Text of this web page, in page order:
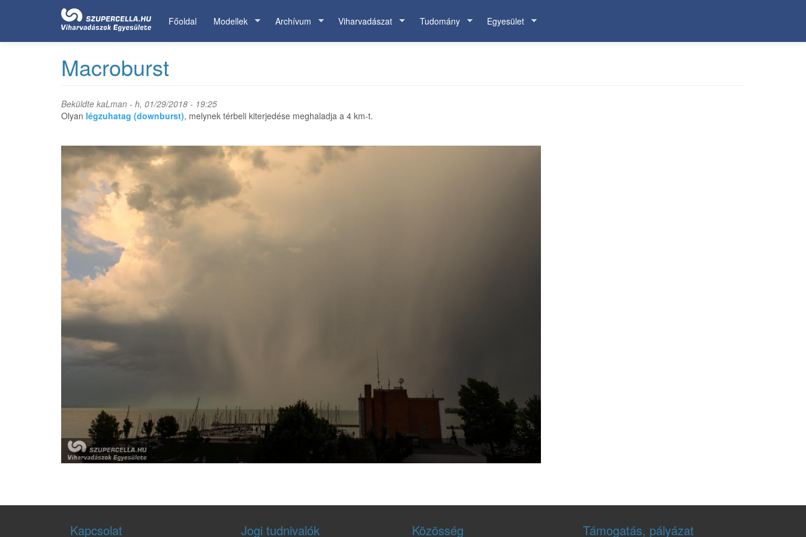
Főoldal Modellek Archívum Viharvadászat Tudomány Egyesület
Macroburst
Beküldte kaLman - h, 01/29/2018 - 19:25
Olyan légzuhatag (downburst), melynek térbeli kiterjedése meghaladja a 4 km-t.
Kapcsolat Jogi tudnivalók Közösség Támogatás, pályázat